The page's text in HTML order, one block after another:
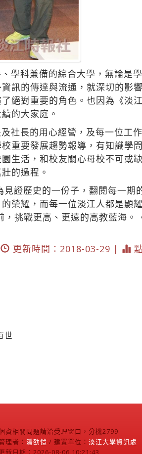
學科兼備的綜合大學，無論是
訊的傳達與流通，就深切的影
絕對重要的角色。也因為《淡
的大家庭。
社長的用心經營，及每一位工
重要發展趨勢報導，有知識學
生活，和校友關心母校不可或
的過程。
證歷史的一份子，翻閱每一期
榮耀，而每一位淡江人都是顯
挑戰更高、更遠的高教藍海。
更新時間：2018-03-29 |
世
資相關問題請洽受理窗口，分機2799
理者： 潘劭愷 / 建置單位： 淡江大學資訊處
新日期：2026-08-06 10:21:43